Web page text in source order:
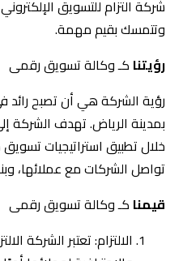
قيمناكـ وكالة تسويق رقمى
الالتزام: تعتبر الشركة
والاحترافية لعملائها
بالتزاماتها وتعمل
تحقيق رضا العملاء
الإبداع: تؤمن الشركة
الرقمي. تسعى الشركة
وفريدة تساعد عملائها
تعتمد الشركة على الأفكار
لتحقيق أهداف التسويق